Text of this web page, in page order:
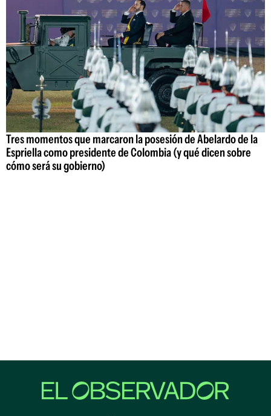
Tres momentos que marcaron la posesión de Abelardo de la
Espriella como presidente de Colombia (y qué dicen sobre
cómo será su gobierno)